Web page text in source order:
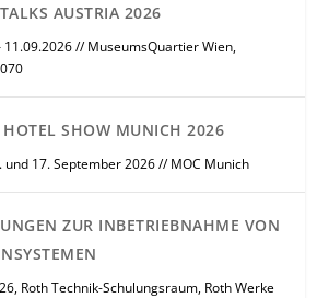
AUSTRIA 2026
11.09.2026 // MuseumsQuartier Wien,
HOTEL SHOW MUNICH 2026
17. September 2026 // MOC Munich
ZUR INBETRIEBNAHME VON
Roth Technik-Schulungsraum, Roth Werke